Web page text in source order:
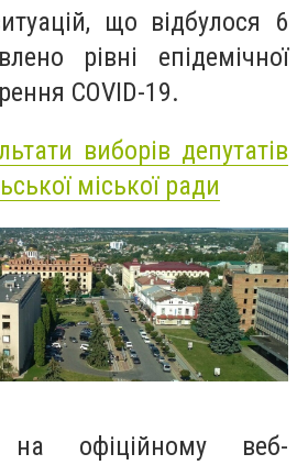
що відбулося 6
рівні епідемічної
COVID-19.
виборів депутатів
міської ради
офіційному веб-